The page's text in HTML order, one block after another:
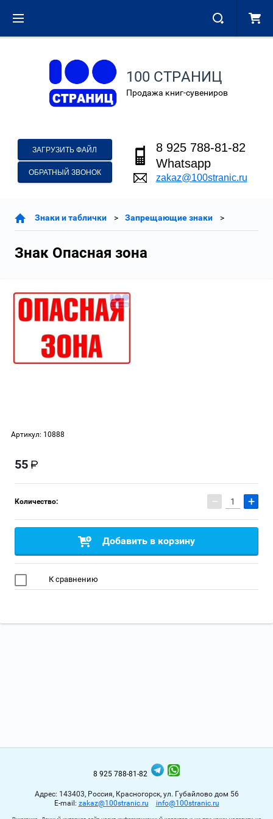
100 СТРАНИЦ
Продажа книг-сувениров
ЗАГРУЗИТЬ ФАЙЛ
ОБРАТНЫЙ ЗВОНОК
8 925 788-81-82
Whatsapp
zakaz@100stranic.ru
Знаки и таблички Запрещающие знаки
Знак Опасная зона
Артикул: 10888
55
Количество: − +
Добавить в корзину
К сравнению
8 925 788-81-82
Адрес: 143403, Россия, Красногорск, ул. Губайлово дом 56
Е-mail: zakaz@100stranic.ru info@100stranic.ru